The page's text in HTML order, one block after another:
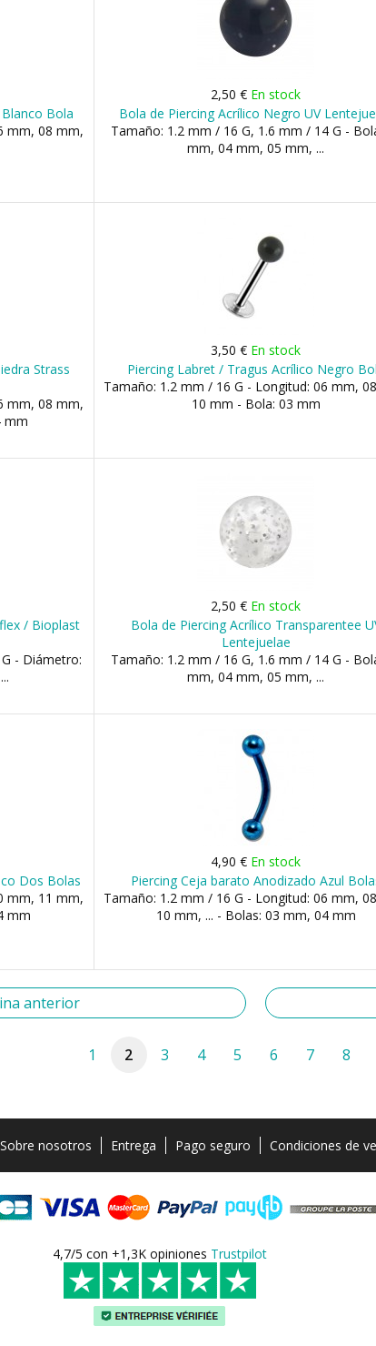
Bola
mm, 08 mm,
2,50 € En stock
Bola de Piercing Acrílico Negro UV
Tamaño: 1.2 mm / 16 G, 1.6 mm / 14 G -
mm, 04 mm, 05 mm, ...
Strass
mm, 08 mm,
mm
3,50 € En stock
Piercing Labret / Tragus Acrílico Negro
Tamaño: 1.2 mm / 16 G - Longitud: 06 mm,
10 mm - Bola: 03 mm
/ Bioplast
- Diámetro:
2,50 € En stock
Bola de Piercing Acrílico Transparentee
Lentejuelae
Tamaño: 1.2 mm / 16 G, 1.6 mm / 14 G -
mm, 04 mm, 05 mm, ...
Dos Bolas
mm, 11 mm,
mm
4,90 € En stock
Piercing Ceja barato Anodizado Azul
Tamaño: 1.2 mm / 16 G - Longitud: 06 mm,
10 mm, ... - Bolas: 03 mm, 04 mm
anterior
1 2 3 4 5 6 7 8
Sobre nosotros Entrega Pago seguro Condiciones de
4,7/5 con +1,3K opiniones Trustpilot